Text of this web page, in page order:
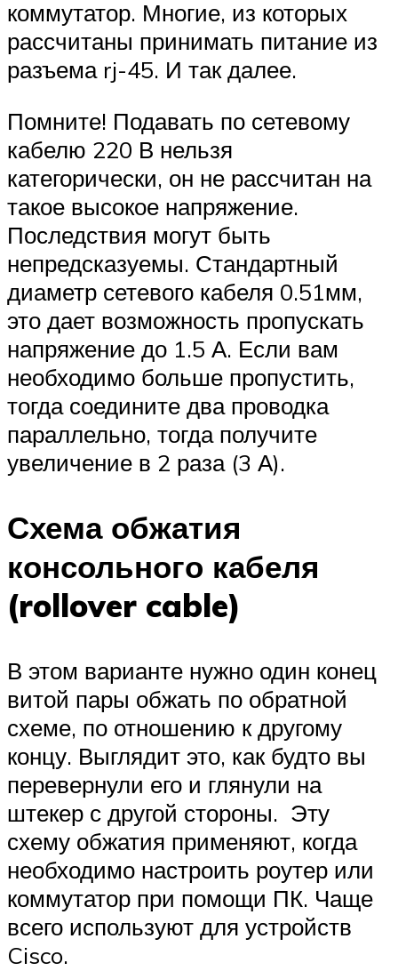
коммутатор. Многие, из которых
рассчитаны принимать питание из
разъема rj-45. И так далее.
Помните! Подавать по сетевому
кабелю 220 В нельзя
категорически, он не рассчитан на
такое высокое напряжение.
Последствия могут быть
непредсказуемы. Стандартный
диаметр сетевого кабеля 0.51мм,
это дает возможность пропускать
напряжение до 1.5 А. Если вам
необходимо больше пропустить,
тогда соедините два проводка
параллельно, тогда получите
увеличение в 2 раза (3 А).
Схема обжатия
консольного кабеля
(rollover cable)
В этом варианте нужно один конец
витой пары обжать по обратной
схеме, по отношению к другому
концу. Выглядит это, как будто вы
перевернули его и глянули на
штекер с другой стороны. Эту
схему обжатия применяют, когда
необходимо настроить роутер или
коммутатор при помощи ПК. Чаще
всего используют для устройств
Cisco.